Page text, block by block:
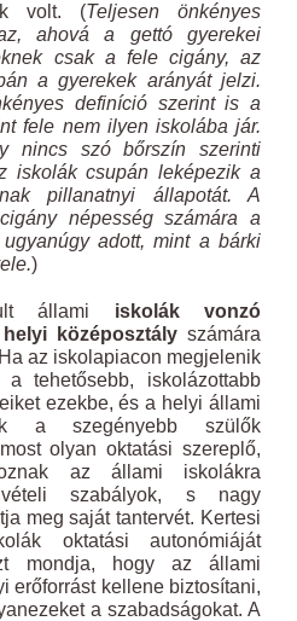
volt. (Teljesen önkényes
ahová a gettó gyerekei
csak a fele cigány, az
a gyerekek arányát jelzi.
definíció szerint is a
fele nem ilyen iskolába jár.
nincs szó bőrszín szerinti
iskolák csupán leképezik a
pillanatnyi állapotát. A
népesség számára a
adott, mint a bárki
)
állami iskolák vonzó
helyi középosztályszámára
az iskolapiacon megjelenik
tehetősebb, iskolázottabb
ezekbe, és a helyi állami
a szegényebb szülők
olyan oktatási szereplő,
az állami iskolákra
szabályok, s nagy
meg saját tantervét. Kertesi
oktatási autonómiáját
mondja, hogy az állami
erőforrást kellene biztosítani,
a szabadságokat. A